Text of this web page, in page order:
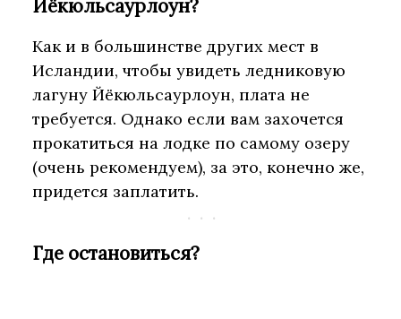
Йёкюльсаурлоун?
Как и в большинстве других мест в
Исландии, чтобы увидеть ледниковую
лагуну Йёкюльсаурлоун, плата не
требуется. Однако если вам захочется
прокатиться на лодке по самому озеру
(очень рекомендуем), за это, конечно же,
придется заплатить.
Где остановиться?